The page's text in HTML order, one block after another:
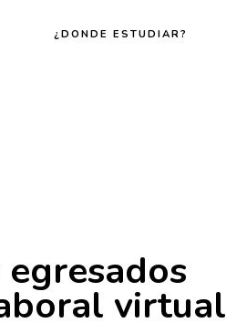
¿DONDE ESTUDIAR?
virtual